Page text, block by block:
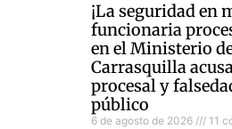
¡La seguridad en
funcionaria
en el Ministerio
Carrasquilla
procesal y
público
6 de agosto de 2026 11